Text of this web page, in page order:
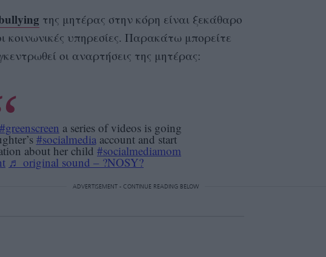
της μητέρας στην κόρη είναι ξεκάθαρο
υπηρεσίες. Παρακάτω μπορείτε
οι αναρτήσεις της μητέρας:
#greenscreen a series of videos is going
#socialmedia account and start
about her child #socialmediamom
♬ original sound – ?NOSY?
ADVERTISEMENT - CONTINUE READING BELOW